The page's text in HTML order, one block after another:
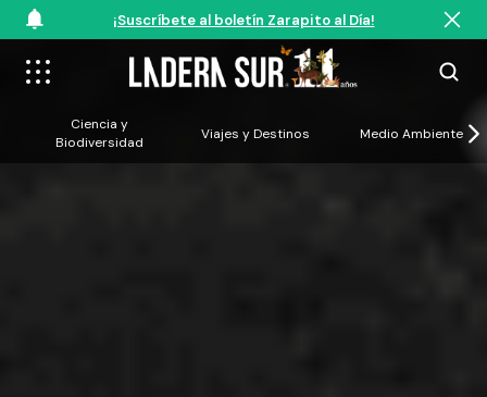
¡Suscríbete al boletín Zarapito al Día!
Ciencia y
Biodiversidad
Viajes y Destinos Medio Ambiente